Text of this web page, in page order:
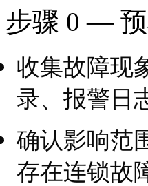
步骤 0 —
收集故障现
录、报警日
确认影响范
存在连锁故